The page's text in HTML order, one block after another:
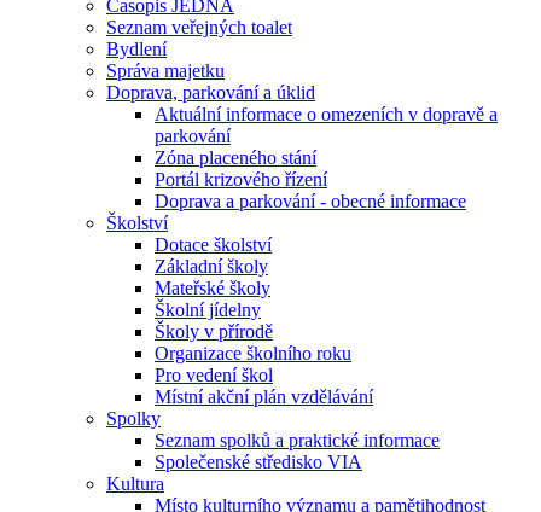
Časopis JEDNA
Seznam veřejných toalet
Bydlení
Správa majetku
Doprava, parkování a úklid
Aktuální informace o omezeních v dopravě a
parkování
Zóna placeného stání
Portál krizového řízení
Doprava a parkování - obecné informace
Školství
Dotace školství
Základní školy
Mateřské školy
Školní jídelny
Školy v přírodě
Organizace školního roku
Pro vedení škol
Místní akční plán vzdělávání
Spolky
Seznam spolků a praktické informace
Společenské středisko VIA
Kultura
Místo kulturního významu a pamětihodnost